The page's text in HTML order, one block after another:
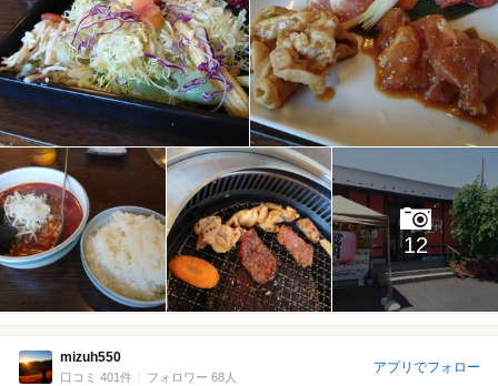
12
mizuh550
口コミ 401件 フォロワー 68人
アプリでフォロー